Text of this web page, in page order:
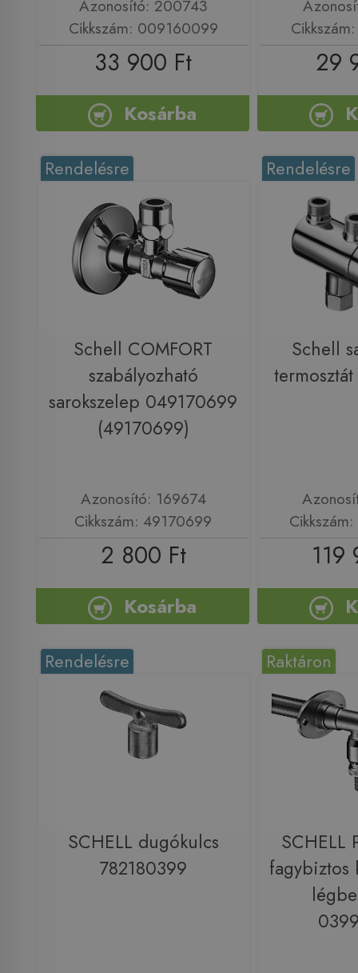
Azonosító: 200743
Cikkszám: 009160099
33 900 Ft
Kosárba
29
Rendelésre
Schell COMFORT
szabályozható
sarokszelep 049170699
(49170699)
Azonosító: 169674
Cikkszám: 49170699
2 800 Ft
Kosárba
Rendelésre
Schell
119
Rendelésre
SCHELL dugókulcs
782180399
Raktáron
SCHELL
fagybiztos